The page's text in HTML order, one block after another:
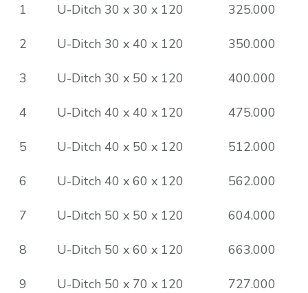
1 U-Ditch 30 x 30 x 120 325.000
2 U-Ditch 30 x 40 x 120 350.000
3 U-Ditch 30 x 50 x 120 400.000
4 U-Ditch 40 x 40 x 120 475.000
5 U-Ditch 40 x 50 x 120 512.000
6 U-Ditch 40 x 60 x 120 562.000
7 U-Ditch 50 x 50 x 120 604.000
8 U-Ditch 50 x 60 x 120 663.000
9 U-Ditch 50 x 70 x 120 727.000